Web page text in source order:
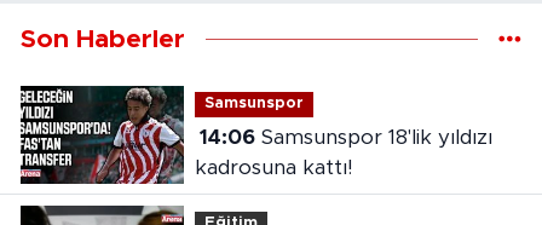
Son Haberler
Samsunspor
14:06Samsunspor 18'lik yıldızı
kadrosuna kattı!